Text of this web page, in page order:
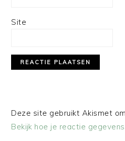
Site
Deze site gebruikt Akismet
Bekijk hoe je reactie